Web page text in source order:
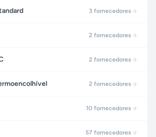
3 fornecedores
2 fornecedores
2 fornecedores
2 fornecedores
10 fornecedores
57 fornecedores